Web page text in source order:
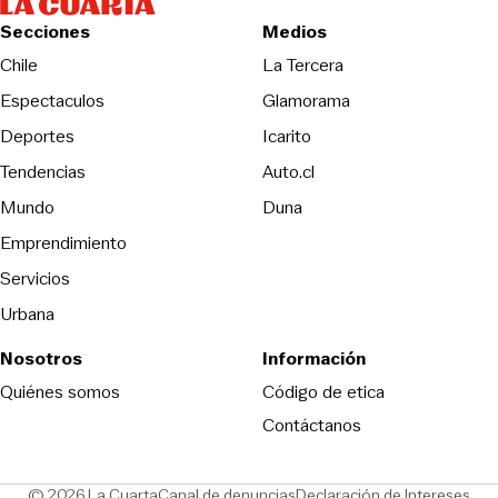
Secciones
Chile
Espectaculos
Deportes
Tendencias
Mundo
Emprendimiento
Servicios
Urbana
Medios
La TerceraOpens in new
Glamorama
Icarito
Auto.cl
DunaOpens in new window
Nosotros
Quiénes somos
Información
Código de eticaOpens in new
Contáctanos